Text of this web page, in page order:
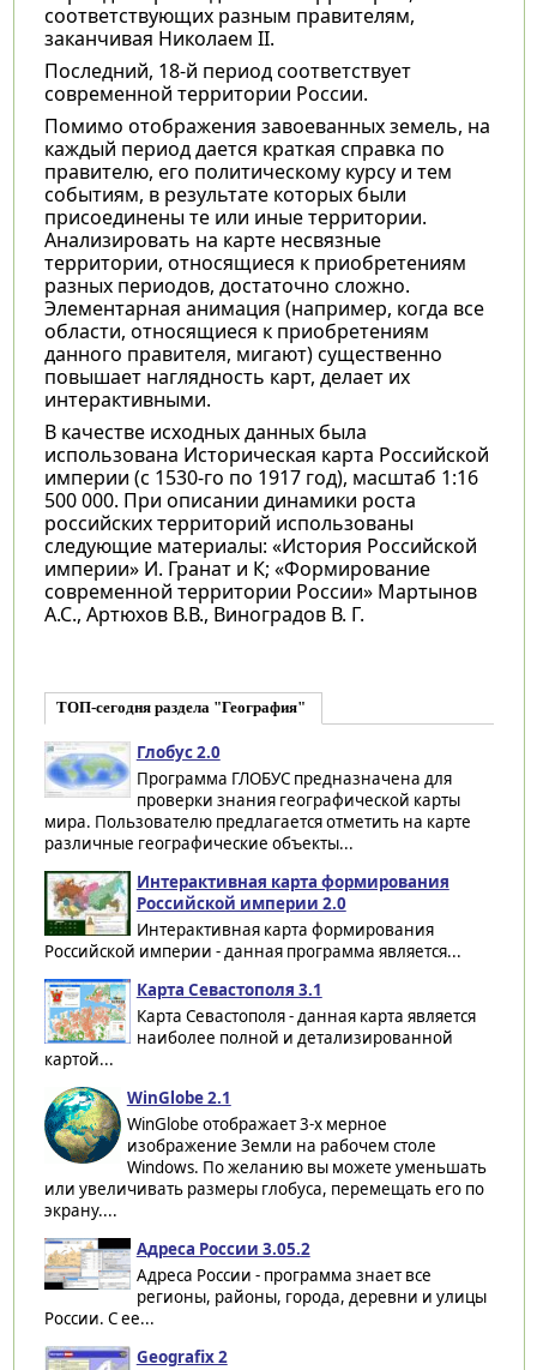
соответствующих разным правителям,
заканчивая Николаем II.
Последний, 18-й период соответствует
современной территории России.
Помимо отображения завоеванных земель, на
каждый период дается краткая справка по
правителю, его политическому курсу и тем
событиям, в результате которых были
присоединены те или иные территории.
Анализировать на карте несвязные
территории, относящиеся к приобретениям
разных периодов, достаточно сложно.
Элементарная анимация (например, когда все
области, относящиеся к приобретениям
данного правителя, мигают) существенно
повышает наглядность карт, делает их
интерактивными.
В качестве исходных данных была
использована Историческая карта Российской
империи (с 1530-го по 1917 год), масштаб 1:16
500 000. При описании динамики роста
российских территорий использованы
следующие материалы: «История Российской
империи» И. Гранат и К; «Формирование
современной территории России» Мартынов
А.С., Артюхов В.В., Виноградов В. Г.
ТОП-сегодня раздела "География"
Глобус 2.0
Программа ГЛОБУС предназначена для
проверки знания географической карты
мира. Пользователю предлагается отметить на карте
различные географические объекты...
Интерактивная карта формирования
Российской империи 2.0
Интерактивная карта формирования
Российской империи - данная программа является...
Карта Севастополя 3.1
Карта Севастополя - данная карта является
наиболее полной и детализированной
картой...
WinGlobe 2.1
WinGlobe отображает 3-х мерное
изображение Земли на рабочем столе
Windows. По желанию вы можете уменьшать
или увеличивать размеры глобуса, перемещать его по
экрану....
Адреса России 3.05.2
Адреса России - программа знает все
регионы, районы, города, деревни и улицы
России. С ее...
Geografix 2